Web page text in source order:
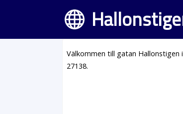
Välkommen till gatan Hallonstigen
27138.